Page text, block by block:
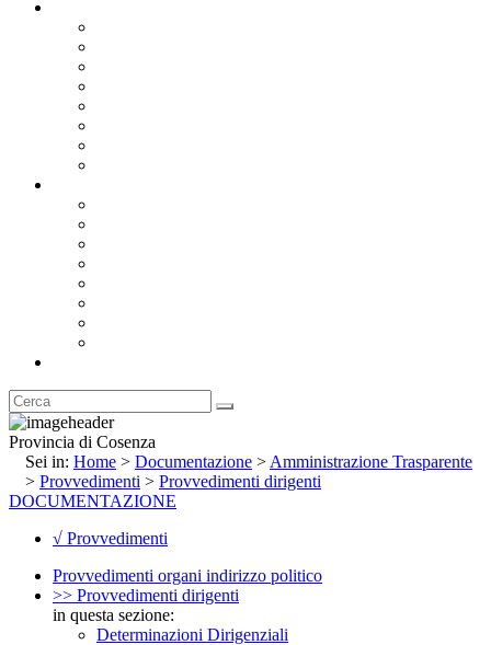
Provincia di Cosenza
Sei in: Home > Documentazione > Amministrazione Trasparente
> Provvedimenti > Provvedimenti dirigenti
DOCUMENTAZIONE
√ Provvedimenti
Provvedimenti organi indirizzo politico
>> Provvedimenti dirigenti
in questa sezione:
Determinazioni Dirigenziali